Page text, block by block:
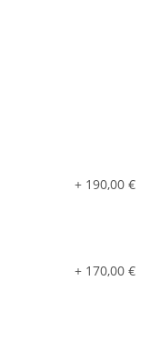
+ 190,00 €
+ 170,00 €